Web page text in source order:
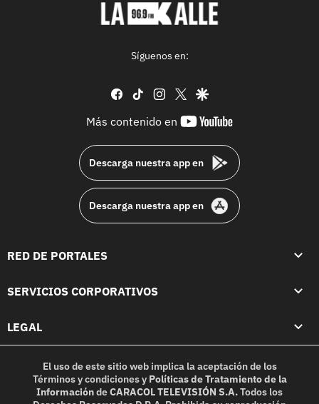
Síguenos en:
facebook
tiktok instagram
twittergoogle
Más contenido en
youtube-
Descarga nuestra app en
Descarga nuestra app en
RED DE PORTALES
SERVICIOS CORPORATIVOS
LEGAL
El uso de este sitio web implica la aceptación de los
Términos y condicionesy Políticas de Tratamiento de la
InformacióndeCARACOL TELEVISIÓN S.A.Todos los